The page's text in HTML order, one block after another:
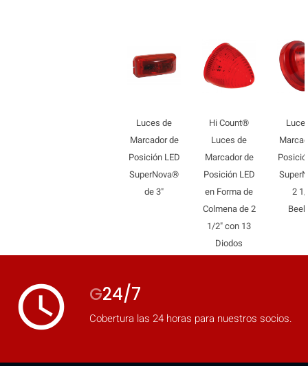
Luces de
Marcador de
Posición LED
SuperNova®
de 3"
Hi Count®
Luces de
Marcador de
Posición LED
en Forma de
Colmena de 2
1/2" con 13
Diodos
2
access_time G24/7
Cobertura las 24 horas para nuestros socios.